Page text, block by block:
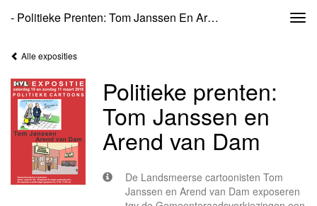
- Politieke Prenten: Tom Janssen En Arend Van Dam
Alle exposities
Politieke prenten:
Tom Janssen en
Arend van Dam
De Landsmeerse cartoonisten Tom
Janssen en Arend van Dam exposeren